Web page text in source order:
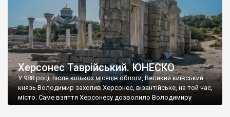
Херсонес Таврійський. ЮНЕСКО
У 988 році, після кількох місяців облоги, Великий київський
князь Володимир захопив Херсонес, візантійське, на той час,
місто. Саме взяття Херсонесу дозволило Володимиру
диктувати свої умови візантійському імператору Василю ІІ, та